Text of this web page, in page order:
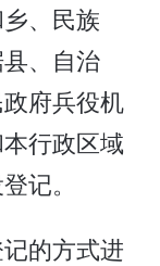
、民族
、自治
府兵役机
行政区域
记。
的方式进